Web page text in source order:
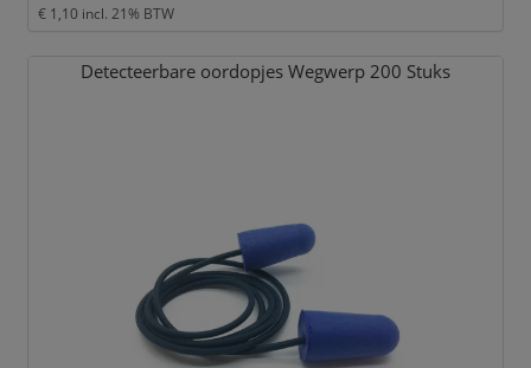
€ 1,10 incl. 21% BTW
Detecteerbare oordopjes Wegwerp 200 Stuks